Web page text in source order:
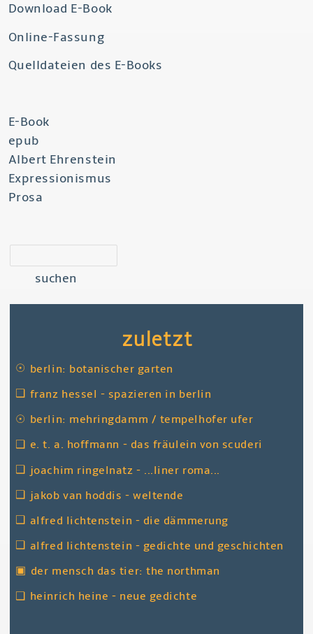
Download E-Book
Online-Fassung
Quelldateien des E-Books
E-Book
epub
Albert Ehrenstein
Expressionismus
Prosa
zuletzt
☉ berlin: botanischer garten
❑ franz hessel - spazieren in berlin
☉ berlin: mehringdamm / tempelhofer ufer
❑ e. t. a. hoffmann - das fräulein von scuderi
❑ joachim ringelnatz - ...liner roma...
❑ jakob van hoddis - weltende
❑ alfred lichtenstein - die dämmerung
❑ alfred lichtenstein - gedichte und geschichten
▣ der mensch das tier: the northman
❑ heinrich heine - neue gedichte